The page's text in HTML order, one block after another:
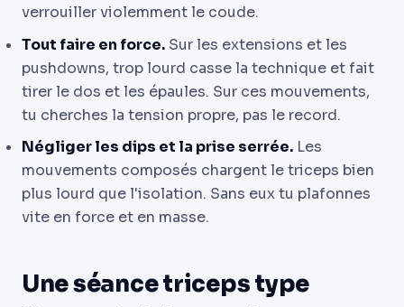
verrouiller violemment le coude.
Tout faire en force. Sur les extensions et les
pushdowns, trop lourd casse la technique et fait
tirer le dos et les épaules. Sur ces mouvements,
tu cherches la tension propre, pas le record.
Négliger les dips et la prise serrée. Les
mouvements composés chargent le triceps bien
plus lourd que l'isolation. Sans eux tu plafonnes
vite en force et en masse.
Une séance triceps type